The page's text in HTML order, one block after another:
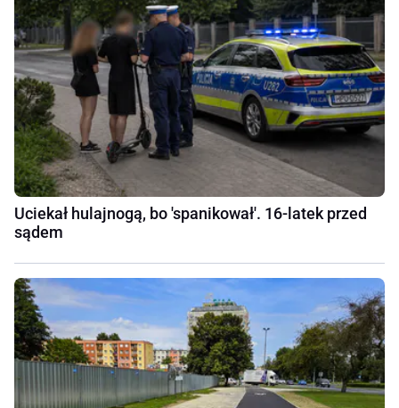
Uciekał hulajnogą, bo 'spanikował'. 16-latek przed
sądem